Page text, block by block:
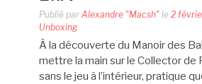
Publié par Alexandre "Macsh" le 2
Unboxing
À la découverte du Manoir des
mettre la main sur le Collector de
sans le jeu à l’intérieur, pratique